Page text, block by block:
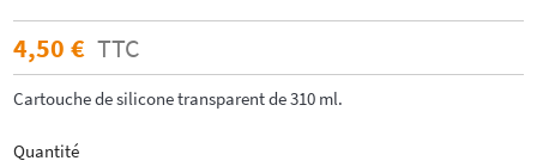
4,50 € TTC
Cartouche de silicone transparent de 310 ml.
Quantité